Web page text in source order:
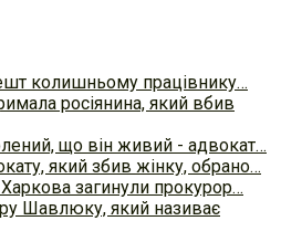
колишньому працівнику…
росіянина, який вбив
що він живий - адвокат…
який збив жінку, обрано…
Харкова загинули прокурор…
Шавлюку, який називає